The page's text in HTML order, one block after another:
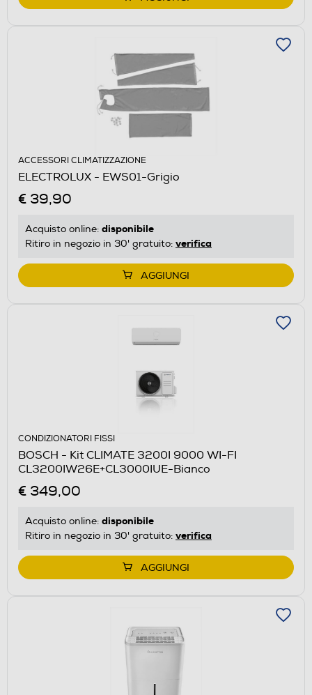
ACCESSORI CLIMATIZZAZIONE
ELECTROLUX - EWS01-Grigio
€ 39,90
Acquisto online: disponibile
Ritiro in negozio in 30' gratuito: verifica
AGGIUNGI
CONDIZIONATORI FISSI
BOSCH - Kit CLIMATE 3200I 9000 WI-FI
CL3200IW26E+CL3000IUE-Bianco
€ 349,00
Acquisto online: disponibile
Ritiro in negozio in 30' gratuito: verifica
AGGIUNGI